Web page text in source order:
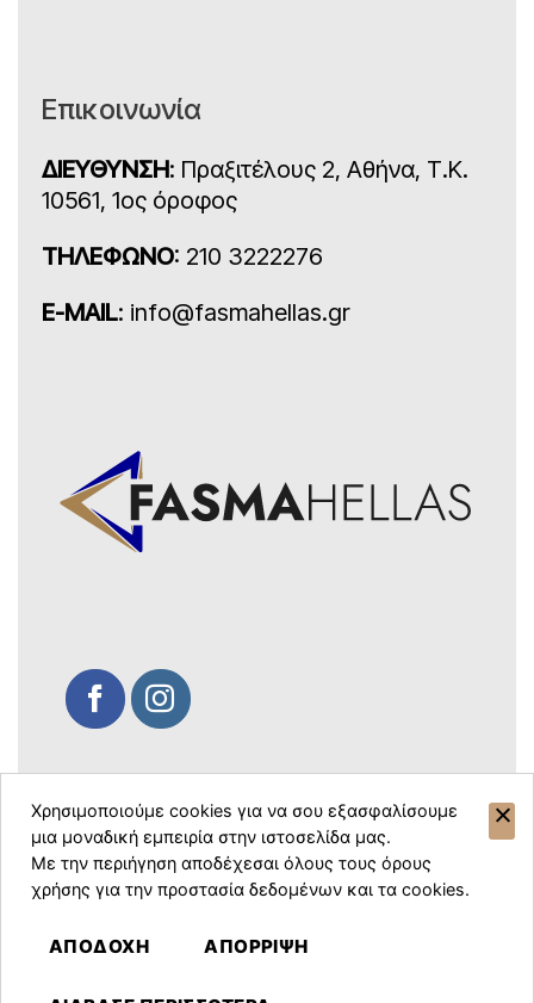
Επικοινωνία
ΔΙΕΥΘΥΝΣΗ: Πραξιτέλους 2, Αθήνα, Τ.Κ.
10561, 1ος όροφος
ΤΗΛΕΦΩΝΟ: 210 3222276
E-MAIL: info@fasmahellas.gr
© Copyright 2026 Fasma Hellas. All
rights reserved.
Χρησιμοποιούμε cookies για να σου εξασφαλίσουμε
μια μοναδική εμπειρία στην ιστοσελίδα μας.
Με την περιήγηση αποδέχεσαι όλους τους όρους
χρήσης για την προστασία δεδομένων και τα cookies.
ΑΠΟΔΟΧΗ ΑΠΟΡΡΙΨΗ